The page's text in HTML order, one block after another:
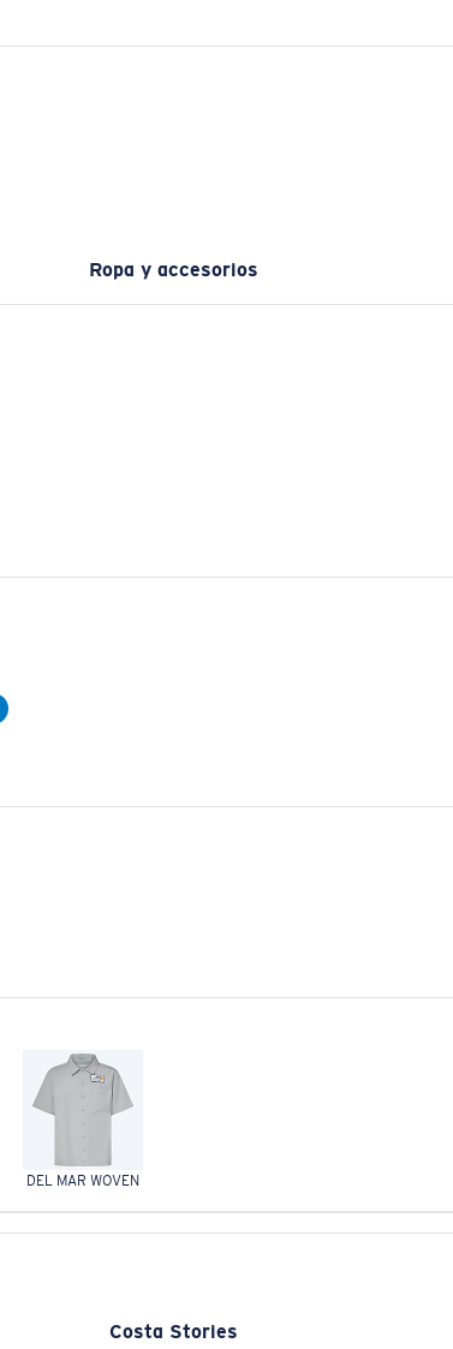
Ropa y accesorios
DEL MAR WOVEN
Costa Stories